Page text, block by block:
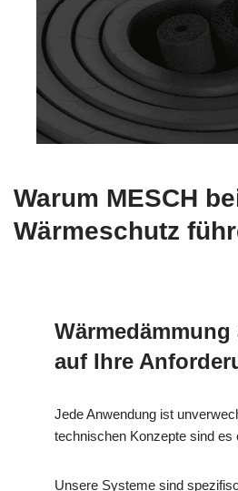
Warum MESCH
Wärmeschutz
auf Ihre
Jede Anwendung ist
technischen Konzepte sind es
Unsere Systeme sind